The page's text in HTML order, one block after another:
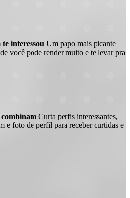
interessou Um papo mais picante
você pode render muito e te levar pra
combinam Curta perfis interessantes,
e foto de perfil para receber curtidas e